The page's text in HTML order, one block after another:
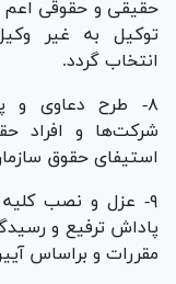
حقیقی و حقوقی اعم
توکیل به غیر
انتخاب گردد.
۸- طرح دعاوی و
شرکت‌ها و افراد
استیفای حقوق
۹- عزل و نصب کلیه
پاداش ترفیع و
مقررات و براساس